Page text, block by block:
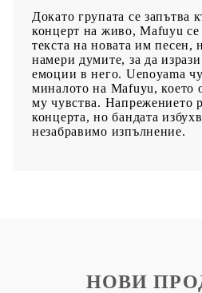
Докато групата се запътва
концерт на живо, Mafuyu
текста на новата им песен,
намери думите, за да
емоции в него. Uenoyama
миналото на Mafuyu, което
му чувства. Напрежението
концерта, но бандата
незабравимо изпълнение.
НОВИ